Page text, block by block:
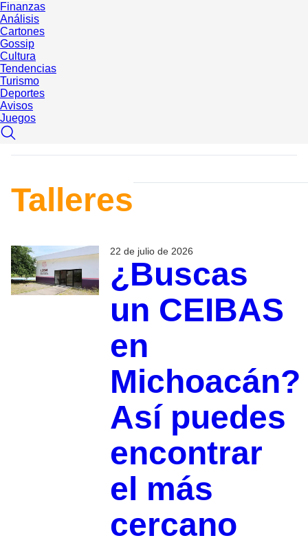
Finanzas
Análisis
Cartones
Gossip
Cultura
Tendencias
Turismo
Deportes
Avisos
Juegos
Talleres
22 de julio de 2026
¿Buscas
un CEIBAS
en
Michoacán?
Así puedes
encontrar
el más
cercano